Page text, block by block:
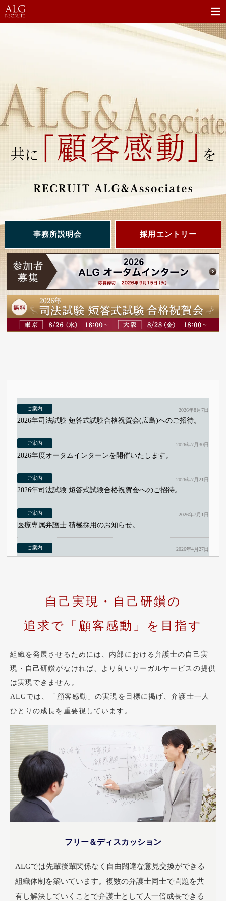
事務所説明会 採用エントリー
2026年8月7日
2026年司法試験 短答式試験合格祝賀会(広島)へのご招待。
2026年7月30日
2026年度オータムインターンを開催いたします。
2026年7月21日
2026年司法試験 短答式試験合格祝賀会へのご招待。
2026年7月1日
医療専属弁護士 積極採用のお知らせ。
2026年4月27日
2026年09月18日 【LIVE配信】福岡を開催いたします。
2026年8月6日
2026年09月16日 【LIVE配信】大阪・姫路合同を開催いたし
2026年8月6日
2026年09月09日 【LIVE配信】名古屋を開催いたします。
2026年09月03日 【LIVE配信】札幌を開催いたします。
2026年8月6日
2026年08月28日 【リアル説明会】本部を開催いたします。
お知らせ一覧を見る
自己実現・自己研鑚の
追求で「顧客感動」を 目指す
組織を発展させるためには、内部における弁護士の自己実
現・自己研鑚がなければ、より良いリーガルサービスの提供
は実現できません。
ALGでは、「顧客感動」の実現を目標に掲げ、弁護士一人
ひとりの成長を重要視しています。
フリー＆ディスカッション
ALGでは先輩後輩関係なく自由闊達な意見交換ができる
組織体制を築いています。複数の弁護士同士で問題を共
有し解決していくことで弁護士として人一倍成長できる